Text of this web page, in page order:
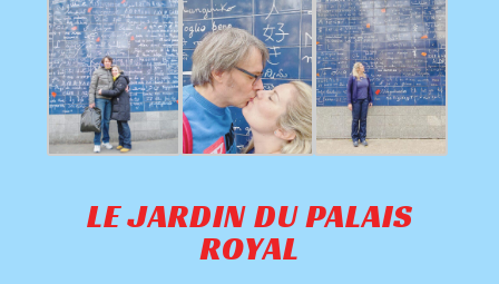
LE JARDIN DU PALAIS
ROYAL